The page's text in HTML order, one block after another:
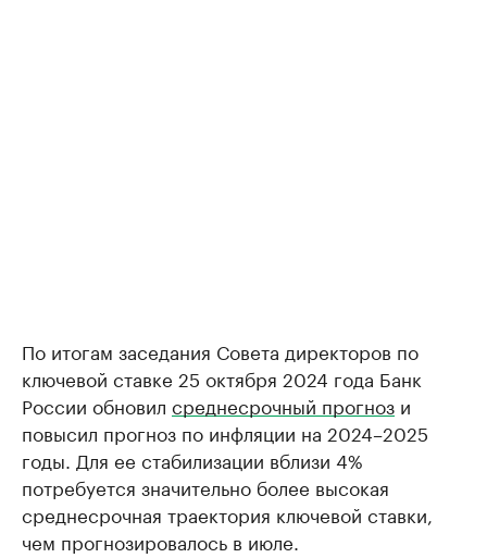
По итогам заседания Совета директоров по
ключевой ставке 25 октября 2024 года Банк
России обновил среднесрочный прогноз и
повысил прогноз по инфляции на 2024–2025
годы. Для ее стабилизации вблизи 4%
потребуется значительно более высокая
среднесрочная траектория ключевой ставки,
чем прогнозировалось в июле.